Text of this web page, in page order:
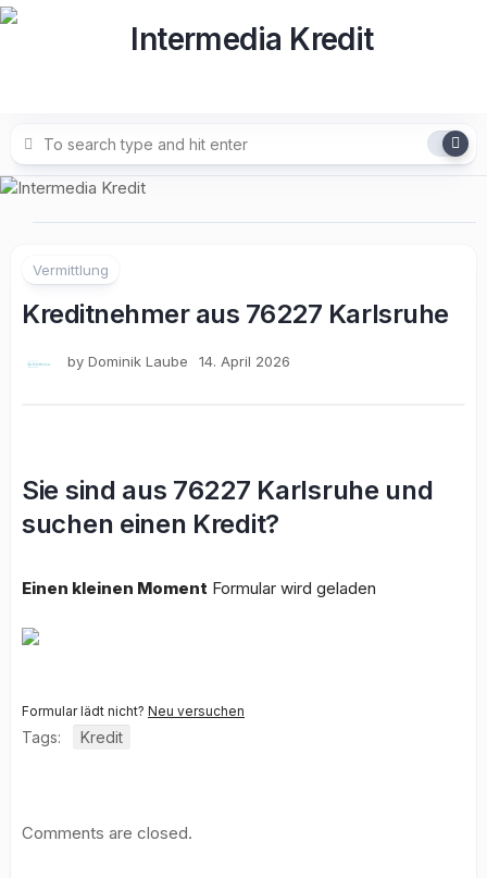
Skip
Vermittlung
Kreditnehmer aus 76227 Karlsruhe
by Dominik Laube 14. April 2026
Sie sind aus 76227 Karlsruhe und
suchen einen Kredit?
Einen kleinen Moment Formular wird geladen
Formular lädt nicht? Neu versuchen
Tags: Kredit
Comments are closed.